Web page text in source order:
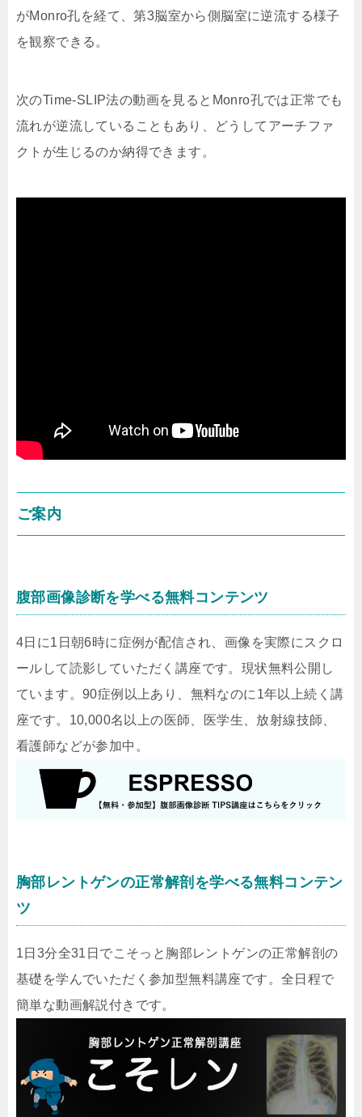
がMonro孔を経て、第3脳室から側脳室に逆流する様子
を観察できる。
次のTime-SLIP法の動画を見るとMonro孔では正常でも
流れが逆流していることもあり、どうしてアーチファ
クトが生じるのか納得できます。
ご案内
腹部画像診断を学べる無料コンテンツ
4日に1日朝6時に症例が配信され、画像を実際にスクロ
ールして読影していただく講座です。現状無料公開し
ています。90症例以上あり、無料なのに1年以上続く講
座です。10,000名以上の医師、医学生、放射線技師、
看護師などが参加中。
胸部レントゲンの正常解剖を学べる無料コンテン
ツ
1日3分全31日でこそっと胸部レントゲンの正常解剖の
基礎を学んでいただく参加型無料講座です。全日程で
簡単な動画解説付きです。